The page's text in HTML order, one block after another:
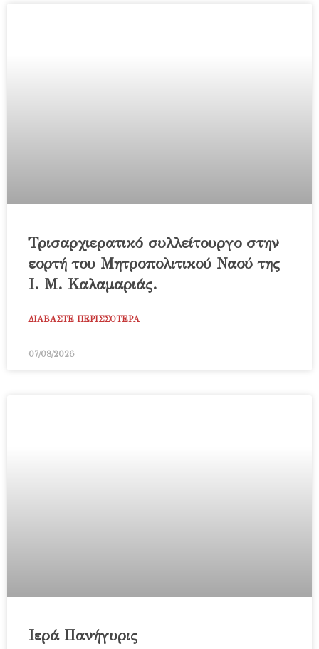
Τρισαρχιερατικό συλλείτουργο στην
εορτή του Μητροπολιτικού Ναού της
Ι. Μ. Καλαμαριάς.
ΔΙΑΒΑΣΤΕ ΠΕΡΙΣΣΟΤΕΡΑ
07/08/2026
Ιερά Πανήγυρις